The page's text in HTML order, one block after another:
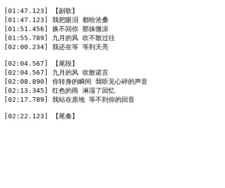
[01:47.123] 【副歌】
[01:47.123] 我把眼泪 都给沧桑
[01:51.456] 换不回你 那抹微凉
[01:55.789] 九月的风 吹不散过往
[02:00.234] 我还在等 等到天亮
[02:04.567] 【尾段】
[02:04.567] 九月的风 吹散诺言
[02:08.890] 你转身的瞬间 我听见心碎的声音
[02:13.345] 红色的雨 淋湿了回忆
[02:17.789] 我站在原地 等不到你的回音
[02:22.123] 【尾奏】